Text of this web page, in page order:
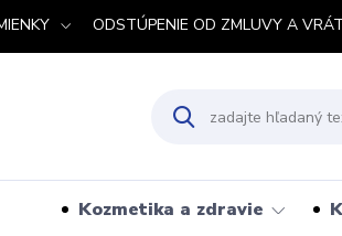
ODSTÚPENIE OD ZMLUVY A
Kozmetika a zdravie